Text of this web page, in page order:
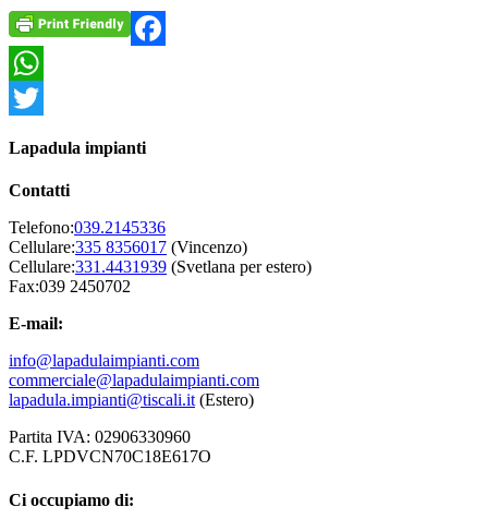
Facebook
WhatsApp
Lapadula impianti
Contatti
Telefono:039.2145336
Cellulare:335 8356017 (Vincenzo)
Cellulare:331.4431939 (Svetlana per estero)
Fax:039 2450702
E-mail:
info@lapadulaimpianti.com
commerciale@lapadulaimpianti.com
lapadula.impianti@tiscali.it (Estero)
Partita IVA: 02906330960
C.F. LPDVCN70C18E617O
Ci occupiamo di: